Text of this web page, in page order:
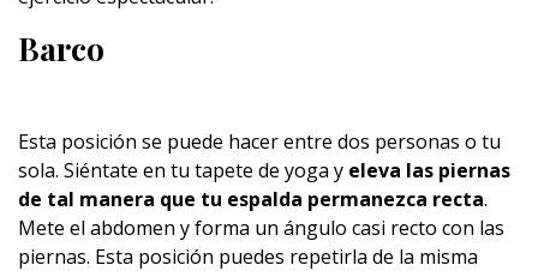
Barco
Esta posición se puede hacer entre dos personas o tu
sola. Siéntate en tu tapete de yoga y eleva las piernas
de tal manera que tu espalda permanezca recta.
Mete el abdomen y forma un ángulo casi recto con las
piernas. Esta posición puedes repetirla de la misma